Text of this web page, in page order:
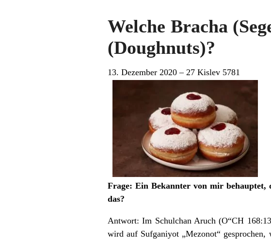
Welche Bracha
(Doughnuts)?
13. Dezember 2020 – 27 Kislev 5781
Frage: Ein Bekannter von mir behauptet,
das?
Antwort: Im Schulchan Aruch (O“CH
wird auf Sufganiyot „Mezonot“